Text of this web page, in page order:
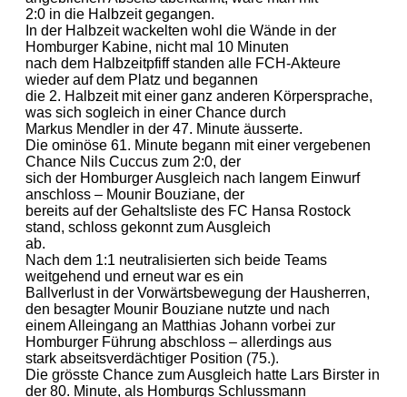
2:0 in die Halbzeit gegangen.
In der Halbzeit wackelten wohl die Wände in der
Homburger Kabine, nicht mal 10 Minuten
nach dem Halbzeitpfiff standen alle FCH-Akteure
wieder auf dem Platz und begannen
die 2. Halbzeit mit einer ganz anderen Körpersprache,
was sich sogleich in einer Chance durch
Markus Mendler in der 47. Minute äusserte.
Die ominöse 61. Minute begann mit einer vergebenen
Chance Nils Cuccus zum 2:0, der
sich der Homburger Ausgleich nach langem Einwurf
anschloss – Mounir Bouziane, der
bereits auf der Gehaltsliste des FC Hansa Rostock
stand, schloss gekonnt zum Ausgleich
ab.
Nach dem 1:1 neutralisierten sich beide Teams
weitgehend und erneut war es ein
Ballverlust in der Vorwärtsbewegung der Hausherren,
den besagter Mounir Bouziane nutzte und nach
einem Alleingang an Matthias Johann vorbei zur
Homburger Führung abschloss – allerdings aus
stark abseitsverdächtiger Position (75.).
Die grösste Chance zum Ausgleich hatte Lars Birster in
der 80. Minute, als Homburgs Schlussmann